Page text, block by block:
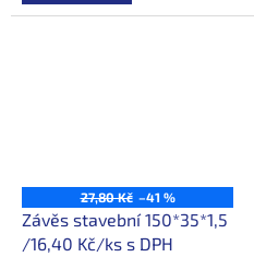
27,80 Kč –41 %
Závěs stavební 150*35*1,5
/16,40 Kč/ks s DPH